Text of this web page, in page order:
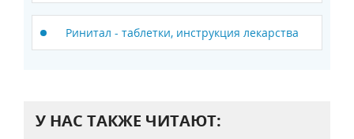
Ринитал - таблетки, инструкция лекарства
У НАС ТАКЖЕ ЧИТАЮТ: